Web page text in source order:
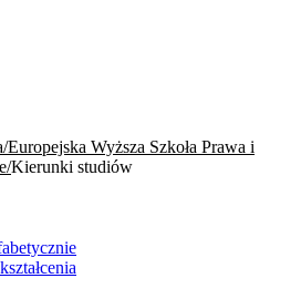
Europejska Wyższa Szkoła Prawa i
Kierunki studiów